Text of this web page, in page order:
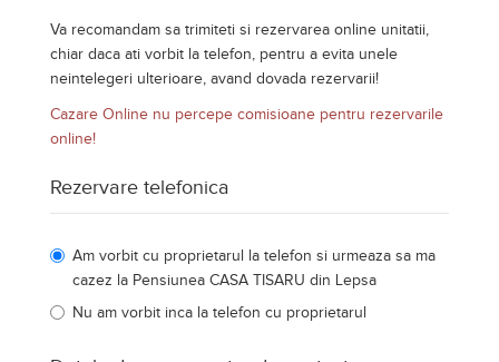
Va recomandam sa trimiteti si rezervarea online unitatii,
chiar daca ati vorbit la telefon, pentru a evita unele
neintelegeri ulterioare, avand dovada rezervarii!
Cazare Online nu percepe comisioane pentru rezervarile
online!
Rezervare telefonica
Am vorbit cu proprietarul la telefon si urmeaza sa ma
cazez la Pensiunea CASA TISARU din Lepsa
Nu am vorbit inca la telefon cu proprietarul